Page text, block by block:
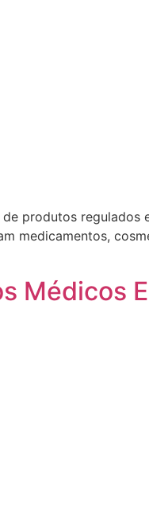
produtos regulados
medicamentos,
Médicos